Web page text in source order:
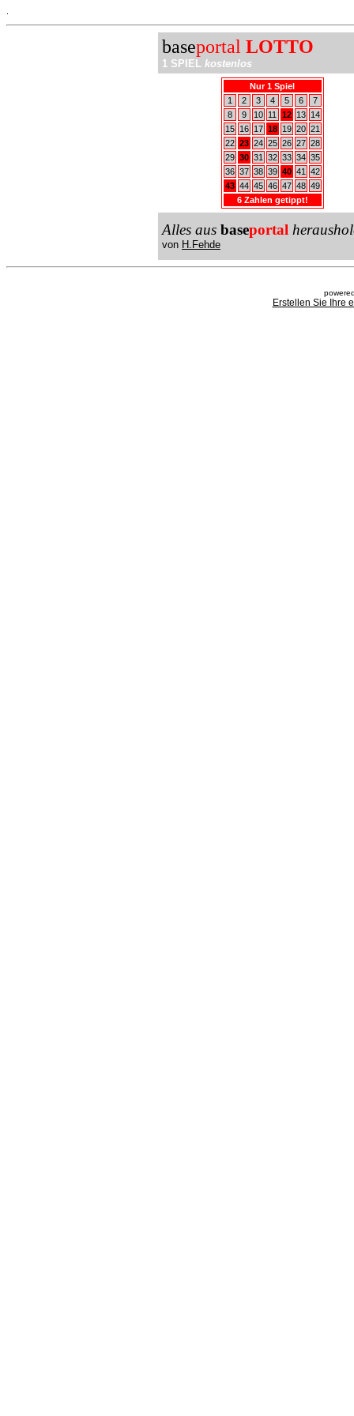
baseportal LOTTO
1 SPIEL kostenlos
Nur 1 Spiel
1
2 3 4 5 6
7
8
9 10 11 12 13
14
15
16 17 18 19 20 21
22 23 24 25 26 27 28
29 30 31 32 33 34 35
36 37 38 39 40 41
42
43 44 45 46 47 48 49
6 Zahlen getippt!
Alles aus baseportal
von H.Fehde
Erstellen Sie Ihre